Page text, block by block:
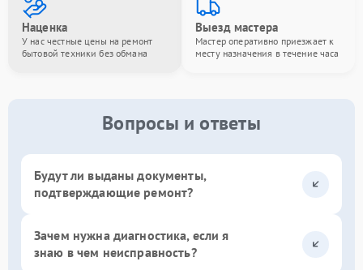
Наценка
У нас честные цены на ремонт
бытовой техники без обмана
Выезд мастера
Мастер оперативно приезжает к
месту назначения в течение часа
Вопросы и ответы
Будут ли выданы документы,
подтверждающие ремонт?
Зачем нужна диагностика, если я
знаю в чем неисправность?